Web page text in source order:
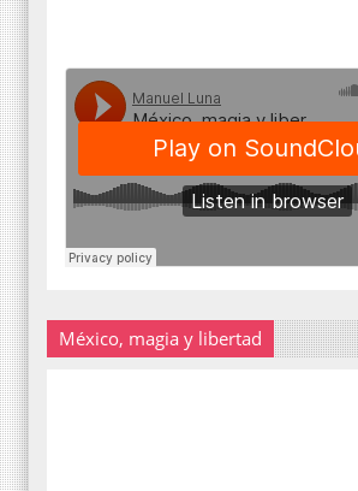
México, magia y libertad